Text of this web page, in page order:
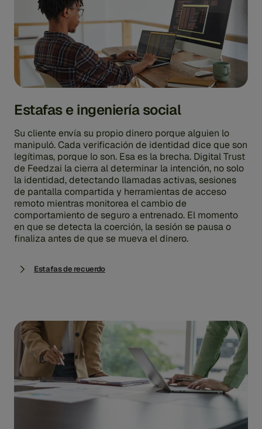
Estafas e ingeniería social
Su cliente envía su propio dinero porque alguien lo
manipuló. Cada verificación de identidad dice que son
legítimas, porque lo son. Esa es la brecha. Digital Trust
de Feedzai la cierra al determinar la intención, no solo
la identidad, detectando llamadas activas, sesiones
de pantalla compartida y herramientas de acceso
remoto mientras monitorea el cambio de
comportamiento de seguro a entrenado. El momento
en que se detecta la coerción, la sesión se pausa o
finaliza antes de que se mueva el dinero.
Estafas de recuerdo